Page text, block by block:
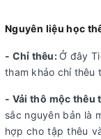
Nguyên liệu học
- Chỉ thêu: Ở đây
tham khảo chỉ thêu
- Vải thô mộc thêu
sắc nguyên bản là
hợp cho tập thêu